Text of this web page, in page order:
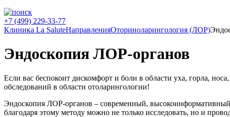
+7 (499) 229-33-77
Клиника La SaluteНаправленияОториноларингология (ЛОР)
Эндоскопия ЛОР-органов
Если вас беспокоит дискомфорт и боли в области уха, горла,
обследований в области отоларингологии!
Эндоскопия ЛОР-органов – современный, высокоинформативный
благодаря этому методу можно не только исследовать, но и